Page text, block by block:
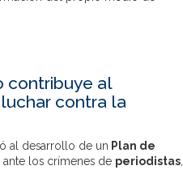
contribuye al
contra la
al desarrollo de un Plan de
ante los crímenes de periodistas,